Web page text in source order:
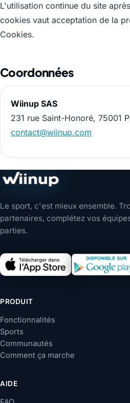
L'utilisation continue du site
cookies vaut acceptation de la
Cookies.
Coordonnées
Wiinup SAS
231 rue Saint-Honoré, 75001
contact@wiinup.com
Le sport, c'est mieux ensemble.
partenaires, complétez vos
parties.
PRODUIT
Fonctionnalités
Sports
Communautés
Comment ça marche
AIDE